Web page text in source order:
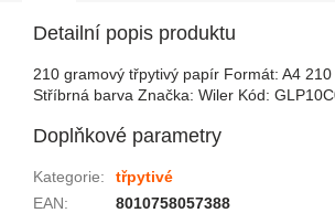
Detailní popis produktu
210 gramový třpytivý papír Formát: A4
Stříbrná barva Značka: Wiler Kód:
Doplňkové parametry
Kategorie:
třpytivé
EAN: 8010758057388